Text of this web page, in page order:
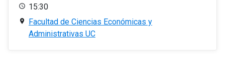
15:30
Facultad de Ciencias Económicas y
Administrativas UC